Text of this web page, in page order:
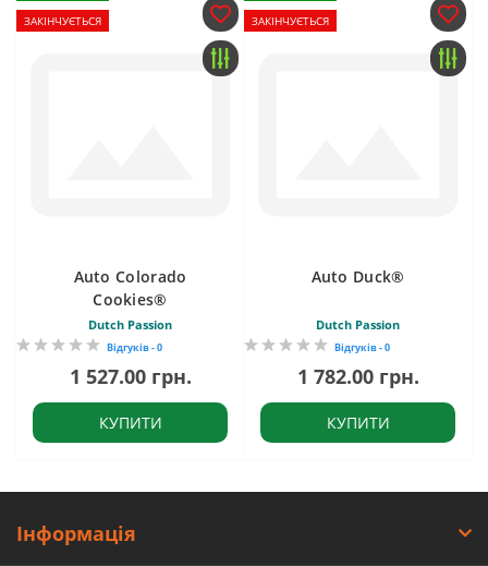
ЗАКІНЧУЄТЬСЯ
Auto Colorado
Cookies®
Dutch Passion
Відгуків - 0
1 527.00 грн.
КУПИТИ
ЗАКІНЧУЄТЬСЯ
Auto Duck®
Dutch Passion
Відгуків - 0
1 782.00 грн.
КУПИТИ
Інформація